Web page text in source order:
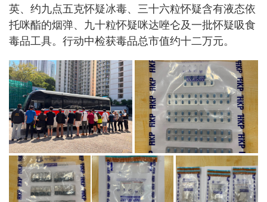
英、约九点五克怀疑冰毒、三十六粒怀疑含有液态依
托咪酯的烟弹、九十粒怀疑咪达唑仑及一批怀疑吸食
毒品工具。行动中检获毒品总市值约十二万元。